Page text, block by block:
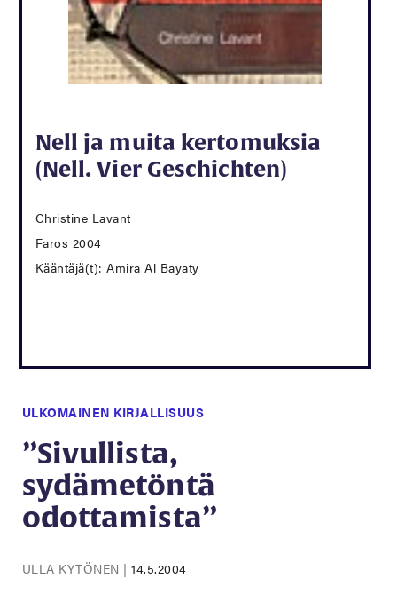
Nell ja muita kertomuksia
(Nell. Vier Geschichten)
Christine Lavant
Faros 2004
Kääntäjä(t): Amira Al Bayaty
ULKOMAINEN KIRJALLISUUS
”Sivullista,
sydämetöntä
odottamista”
ULLA KYTÖNEN |14.5.2004